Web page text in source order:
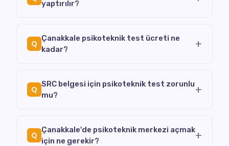
yaptırılır?
Q
Çanakkale psikoteknik test ücreti ne
kadar?
+
Q
SRC belgesi için psikoteknik test zorunlu
mu?
+
Q
Çanakkale'de psikoteknik merkezi açmak
için ne gerekir?
+